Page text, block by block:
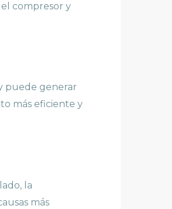
compresor y
puede generar
más eficiente y
la
más